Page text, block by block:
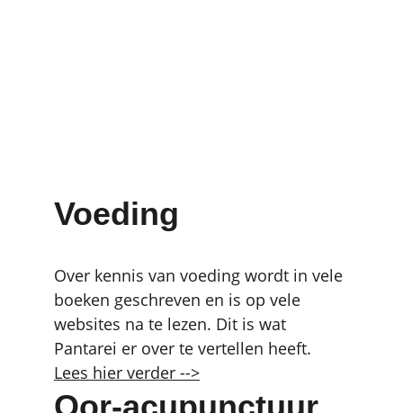
Voeding
Over kennis van voeding wordt in vele
boeken geschreven en is op vele
websites na te lezen. Dit is wat
Pantarei er over te vertellen heeft.
Lees hier verder -->